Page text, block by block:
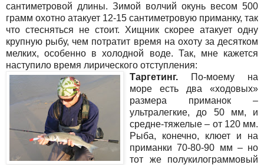
сантиметровой длины. Зимой волчий окунь весом 500
грамм охотно атакует 12-15 сантиметровую приманку, так
что стесняться не стоит. Хищник скорее атакует одну
крупную рыбу, чем потратит время на охоту за десятком
мелких, особенно в холодной воде. Так, мне кажется
наступило время лирического отступления:
Таргетинг. По-моему на
море есть два «ходовых»
размера приманок –
ультралегкие, до 50 мм, и
средне-тяжелые – от 120 мм.
Рыба, конечно, клюет и на
приманки 70-80-90 мм – но
тот же полукилограммовый